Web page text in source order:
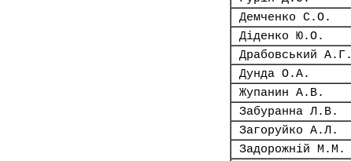
Демченко С.О.
Діденко Ю.О.
Драбовський А.Г.
Дунда О.А.
Жупанин А.В.
Забуранна Л.В.
Загоруйко А.Л.
Задорожній М.М.